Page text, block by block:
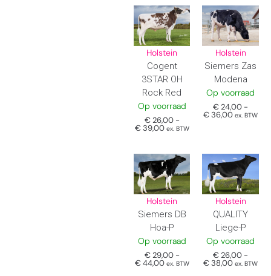
Holstein
Cogent
3STAR OH
Rock Red
Op voorraad
€26,00 -
€39,00 ex. BTW
Holstein
Siemers Zas
Modena
Op voorraad
€24,00 -
€36,00 ex. BTW
Holstein
Siemers DB
Hoa-P
Op voorraad
€29,00 -
€44,00 ex. BTW
Holstein
QUALITY
Liege-P
Op voorraad
€26,00 -
€38,00 ex. BTW